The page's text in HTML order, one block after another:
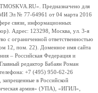
Предназначено для
Эл № 77-64961 от 04 марта 2016
связи, информационных
Адрес: 123298, Москва, ул. 3-я
с ограниченной ответственностью
12, пом. 22). Доменное имя сайта
– Российская Федерация и
редактор Бабаян Роман
+7 (495) 950-62-26
запрещенные в Российской
армия» (УПА), «ИГИЛ»,